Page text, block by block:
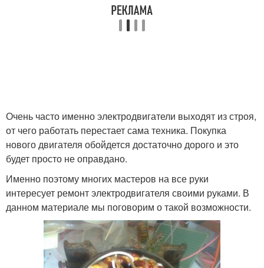
Очень часто именно электродвигатели выходят из строя,
от чего работать перестает сама техника. Покупка
нового двигателя обойдется достаточно дорого и это
будет просто не оправдано.
Именно поэтому многих мастеров на все руки
интересует ремонт электродвигателя своими руками. В
данном материале мы поговорим о такой возможности.